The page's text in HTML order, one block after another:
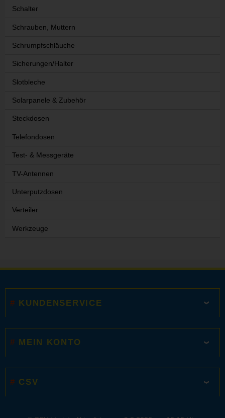
Schalter
Schrauben, Muttern
Schrumpfschläuche
Sicherungen/Halter
Slotbleche
Solarpanele & Zubehör
Steckdosen
Telefondosen
Test- & Messgeräte
TV-Antennen
Unterputzdosen
Verteiler
Werkzeuge
KUNDENSERVICE
MEIN KONTO
CSV